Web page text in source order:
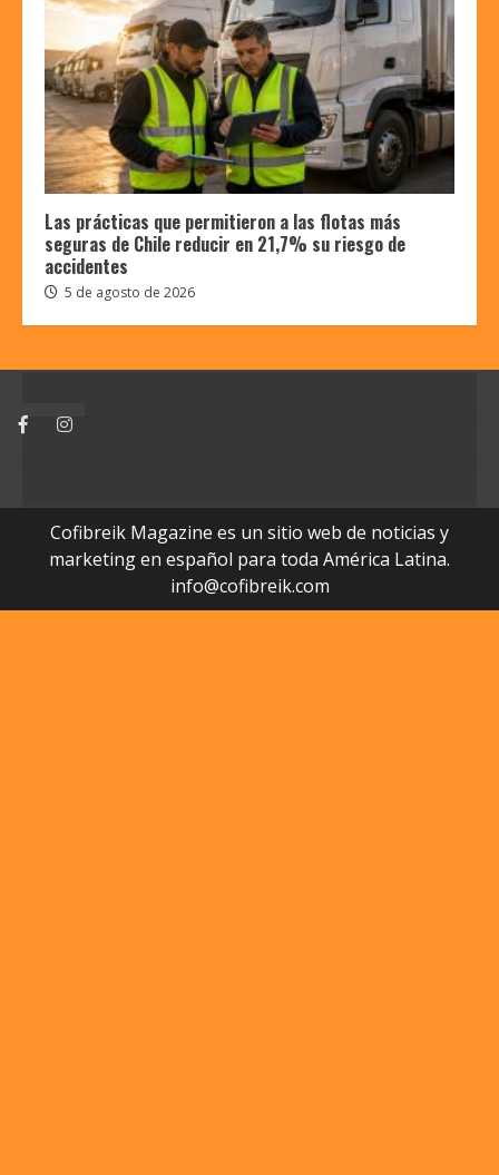
Las prácticas que permitieron a las flotas más
seguras de Chile reducir en 21,7% su riesgo de
accidentes
5 de agosto de 2026
FacebookInstagram
Cofibreik Magazine es un sitio web de noticias y
marketing en español para toda América Latina.
info@cofibreik.com